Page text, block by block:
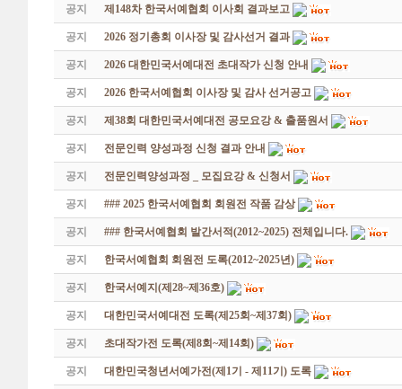
공지 제148차 한국서예협회 이사회 결과보고
공지 2026 정기총회 이사장 및 감사선거 결과
공지 2026 대한민국서예대전 초대작가 신청 안내
공지 2026 한국서예협회 이사장 및 감사 선거공고
공지 제38회 대한민국서예대전 공모요강 & 출품원서
공지 전문인력 양성과정 신청 결과 안내
공지 전문인력양성과정 _ 모집요강 & 신청서
공지 ### 2025 한국서예협회 회원전 작품 감상
공지 ### 한국서예협회 발간서적(2012~2025) 전체입니다.
공지 한국서예협회 회원전 도록(2012~2025년)
공지 한국서예지(제28~제36호)
공지 대한민국서예대전 도록(제25회~제37회)
공지 초대작가전 도록(제8회~제14회)
공지 대한민국청년서예가전(제1기 - 제11기) 도록